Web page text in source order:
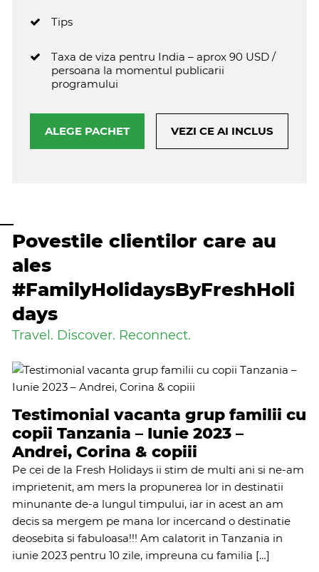
Tips
Taxa de viza pentru India – aprox 90 USD /
persoana la momentul publicarii
programului
ALEGE PACHET VEZI CE AI INCLUS
Povestile clientilor care au
ales
#FamilyHolidaysByFreshHoli
days
Travel. Discover. Reconnect.
Testimonial vacanta grup familii cu
copii Tanzania – Iunie 2023 –
Andrei, Corina & copiii
Pe cei de la Fresh Holidays ii stim de multi ani si ne-am
imprietenit, am mers la propunerea lor in destinatii
minunante de-a lungul timpului, iar in acest an am
decis sa mergem pe mana lor incercand o destinatie
deosebita si fabuloasa!!! Am calatorit in Tanzania in
iunie 2023 pentru 10 zile, impreuna cu familia […]